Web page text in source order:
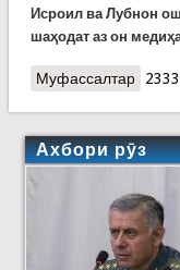
Исроил ва Лубнон
шаҳодат аз он
Муфассалтаро
Ахбори рӯз